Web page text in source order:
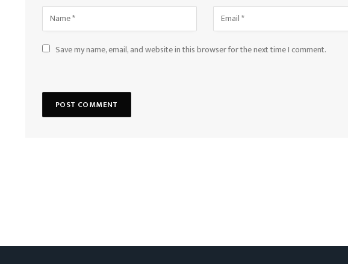
Save my name, email, and website in this browser for the next time I comment.